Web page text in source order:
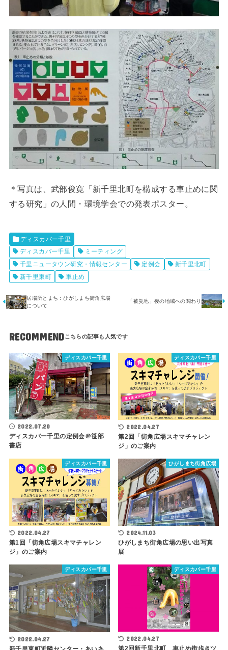
＊写真は、武部俊寛「新千里北町を構成する車止めに関
する研究」の人間・環境学会での発表ポスター。
ディスカバー千里
ディスカバー千里
ミーティング
千里ニュータウン研究・情報センター
定例会
新千里北町
新千里東町
車止め
居場所とまち：ひがしまち街角広場
について
「被災地」後の地域への関わり
RECOMMEND
ディスカバー千里
2022.07.20
ディスカバー千里の定例会＠笹部
書店
ディスカバー千里
2022.04.27
第2回「街角広場スキマチャレン
ジ」のご案内
ディスカバー千里
2022.04.27
第1回「街角広場スキマチャレン
ジ」のご案内
ひがしまち街角広場
2024.11.03
ひがしまち街角広場の思い出写真
展
ディスカバー千里
2022.04.27
ディスカバー千里
2022.04.27